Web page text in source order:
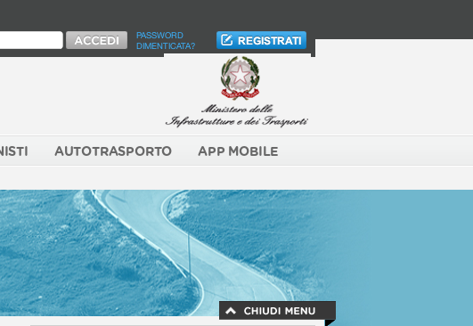
PASSWORD
DIMENTICATA?
AUTOTRASPORTO APP MOBILE